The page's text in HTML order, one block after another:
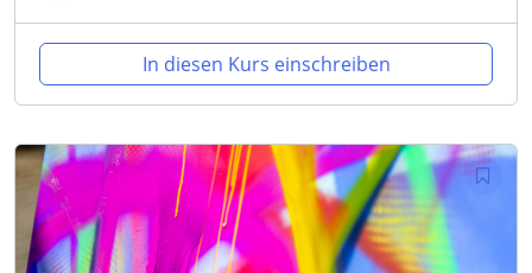
In diesen Kurs einschreiben